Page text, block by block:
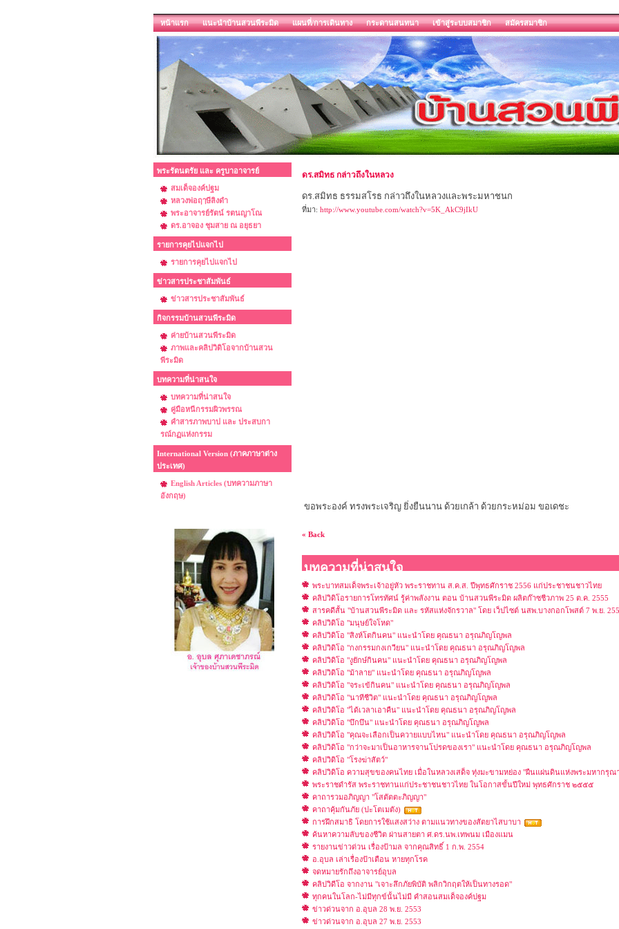
หน้าแรก แนะนำบ้านสวนพีระมิด แผนที่/การเดินทาง กระดานสนทนา เข้าสู่ระบบสมาชิก สมัครสมาชิก
พระรัตนตรัย และ ครูบาอาจารย์
สมเด็จองค์ปฐม
หลวงพ่อฤๅษีลิงดำ
พระอาจารย์รัตน์ รตนญาโณ
ดร.อาจอง ชุมสาย ณ อยุธยา
รายการคุยไปแจกไป
รายการคุยไปแจกไป
ข่าวสารประชาสัมพันธ์
ข่าวสารประชาสัมพันธ์
กิจกรรมบ้านสวนพีระมิด
ค่ายบ้านสวนพีระมิด
ภาพและคลิปวิดิโอจากบ้านสวน
พีระมิด
บทความที่น่าสนใจ
บทความที่น่าสนใจ
คู่มือหนีกรรมผิวพรรณ
คำสารภาพบาป และ ประสบกา
รณ์กฏแห่งกรรม
International Version (ภาคภาษาต่าง
ประเทศ)
English Articles (บทความภาษา
อังกฤษ)
ดร.สมิทธ กล่าวถึงในหลวง
ดร.สมิทธ ธรรมสโรธ กล่าวถึงในหลวงเเละพระมหาชนก
ที่มา: http://www.youtube.com/watch?v=5K_AkC9jIkU
ขอพระองค์ ทรงพระเจริญ ยิ่งยืนนาน ด้วยเกล้า ด้วยกระหม่อม ขอเดชะ
« Back
บทความที่น่าสนใจ
พระบาทสมเด็จพระเจ้าอยู่หัว พระราชทาน ส.ค.ส. ปีพุทธศักราช 2556 แก่ประชาชนชาวไทย
คลิปวิดิโอรายการโทรทัศน์ รู้ค่าพลังงาน ตอน บ้านสวนพีระมิด ผลิตก๊าซชีวภาพ 25 ต.ค. 2555
สารคดีสั้น "บ้านสวนพีระมิด และ รหัสแห่งจักรวาล" โดย เว็ปไซต์ นสพ.บางกอกโพสต์ 7 พ.ย.
คลิปวิดิโอ "มนุษย์ใจโหด"
คลิปวิดิโอ "สิงห์โตกินคน" แนะนำโดย คุณธนา อรุณภิญโญพล
คลิปวิดิโอ "กงกรรมกงเกวียน" แนะนำโดย คุณธนา อรุณภิญโญพล
คลิปวิดิโอ "งูยักษ์กินคน" แนะนำโดย คุณธนา อรุณภิญโญพล
คลิปวิดิโอ "ม้าลาย" แนะนำโดย คุณธนา อรุณภิญโญพล
คลิปวิดิโอ "จระเข้กินคน" แนะนำโดย คุณธนา อรุณภิญโญพล
คลิปวิดิโอ "นาทีชีวิต" แนะนำโดย คุณธนา อรุณภิญโญพล
คลิปวิดิโอ "ได้เวลาเอาคืน" แนะนำโดย คุณธนา อรุณภิญโญพล
คลิปวิดิโอ "บึกบึน" แนะนำโดย คุณธนา อรุณภิญโญพล
คลิปวิดิโอ "คุณจะเลือกเป็นควายแบบไหน" แนะนำโดย คุณธนา อรุณภิญโญพล
คลิปวิดิโอ "กว่าจะมาเป็นอาหารจานโปรดของเรา" แนะนำโดย คุณธนา อรุณภิญโญพล
คลิปวิดิโอ "โรงฆ่าสัตว์"
คลิปวิดิโอ ความสุขของคนไทย เมื่อในหลวงเสด็จ ทุ่งมะขามหย่อง "ผืนแผ่นดินแห่งพระมหากรุณ
พระราชดำรัส พระราชทานแก่ประชาชนชาวไทย ในโอกาสขั้นปีใหม่ พุทธศักราช ๒๕๕๕
คาถารวมอภิญญา "โสตัตตะภิญญา"
คาถาคุ้มกันภัย (ปะโตเมตัง)
การฝึกสมาธิ โดยการใช้แสงสว่าง ตามแนวทางของสัตยาไสบาบา
ค้นหาความลับของชีวิต ผ่านสายตา ศ.ดร.นพ.เทพนม เมืองแมน
รายงานข่าวด่วน เรื่องป้ามล จากคุณสิทธิ์ 1 ก.พ. 2554
อ.อุบล เล่าเรื่องป้าเตือน หายทุกโรค
จดหมายรักถึงอาจารย์อุบล
คลิปวิดีโอ จากงาน "เจาะลึกภัยพิบัติ พลิกวิกฤตให้เป็นทางรอด"
ทุกคนในโลก-ไม่มีทุกข์นั้นไม่มี คำสอนสมเด็จองค์ปฐม
ข่าวด่วนจาก อ.อุบล 28 พ.ย. 2553
ข่าวด่วนจาก อ.อุบล 27 พ.ย. 2553